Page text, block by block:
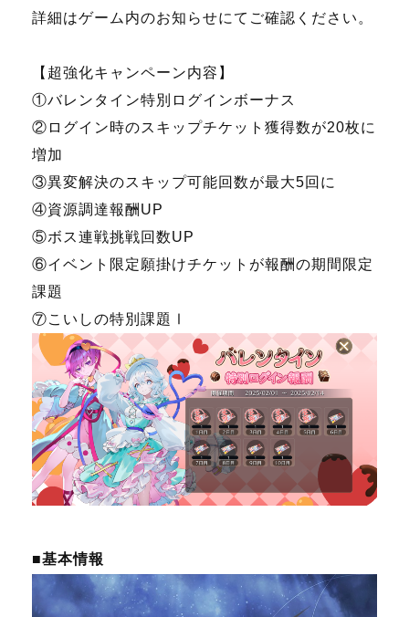
詳細はゲーム内のお知らせにてご確認ください。
【超強化キャンペーン内容】
①バレンタイン特別ログインボーナス
②ログイン時のスキップチケット獲得数が20枚に
増加
③異変解決のスキップ可能回数が最大5回に
④資源調達報酬UP
⑤ボス連戦挑戦回数UP
⑥イベント限定願掛けチケットが報酬の期間限定
課題
⑦こいしの特別課題Ⅰ
■基本情報